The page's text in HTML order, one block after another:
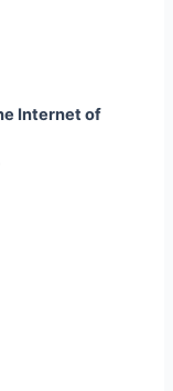
Internet of